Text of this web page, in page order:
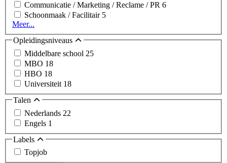
Communicatie / Marketing / Reclame / PR 6
Schoonmaak / Facilitair 5
Meer...
Opleidingsniveaus
Middelbare school 25
MBO 18
HBO 18
Universiteit 18
Talen
Nederlands 22
Engels 1
Labels
Topjob